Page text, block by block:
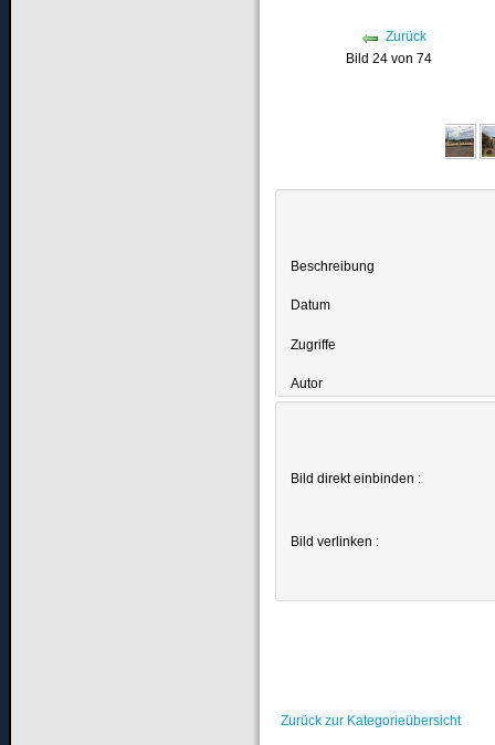
Zurück
Bild 24 von 74
Beschreibung
Datum
Zugriffe
Autor
Bild direkt einbinden :
Bild verlinken :
Zurück zur Kategorieübersicht